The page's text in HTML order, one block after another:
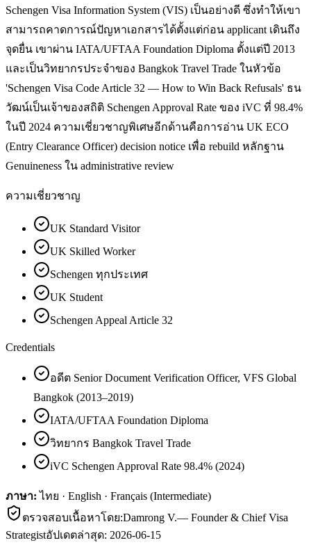
Schengen Visa Information System (VIS) เป็นอย่างดี ซึ่งทำให้เขา
สามารถคาดการณ์ปัญหาเอกสารได้ตั้งแต่ก่อน applicant เดินถึง
จุดยื่น เขาผ่าน IATA/UFTAA Foundation Diploma ตั้งแต่ปี 2013
และเป็นวิทยากรประจำของ Bangkok Travel Trade ในหัวข้อ
'Schengen Visa Code Article 32 — How to Win Back Refusals' ธน
วัฒน์เป็นเจ้าของสถิติ Schengen Approval Rate ของ iVC ที่ 98.4%
ในปี 2024 ความเชี่ยวชาญพิเศษอีกด้านคือการอ่าน UK ECO
(Entry Clearance Officer) decision notice เพื่อ rebuild หลักฐาน
Genuineness ใน administrative review
ความเชี่ยวชาญ
UK Standard Visitor
UK Skilled Worker
Schengen ทุกประเทศ
UK Student
Schengen Appeal Article 32
Credentials
อดีต Senior Document Verification Officer, VFS Global
Bangkok (2013–2019)
IATA/UFTAA Foundation Diploma
วิทยากร Bangkok Travel Trade
iVC Schengen Approval Rate 98.4% (2024)
ภาษา: ไทย · English · Français (Intermediate)
ตรวจสอบเนื้อหาโดย:Damrong V.— Founder & Chief Visa
Strategistอัปเดตล่าสุด: 2026-06-15